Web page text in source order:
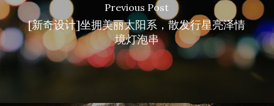
Previous Post
[新奇设计]坐拥美丽太阳系，散发行星亮泽情
境灯泡串